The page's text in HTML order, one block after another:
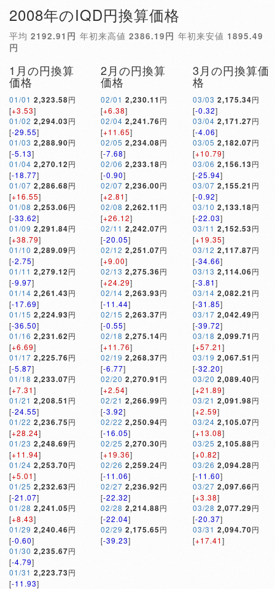
2008年のIQD円換算価格
平均 2192.91円 年初来高値 2386.19円 年初来安値 1895.49
円
1月の円換算
価格
01/01 2,323.58円
[+3.53]
01/02 2,294.03円
[-29.55]
01/03 2,288.90円
[-5.13]
01/04 2,270.12円
[-18.77]
01/07 2,286.68円
[+16.55]
01/08 2,253.06円
[-33.62]
01/09 2,291.84円
[+38.79]
01/10 2,289.09円
[-2.75]
01/11 2,279.12円
[-9.97]
01/14 2,261.43円
[-17.69]
01/15 2,224.93円
[-36.50]
01/16 2,231.62円
[+6.69]
01/17 2,225.76円
[-5.87]
01/18 2,233.07円
[+7.31]
01/21 2,208.51 円
[-24.55]
01/22 2,236.75円
[+28.24]
01/23 2,248.69円
[+11.94]
01/24 2,253.70円
[+5.01]
01/25 2,232.63円
[-21.07]
01/28 2,241.05円
[+8.43]
01/29 2,240.46円
[-0.60]
01/30 2,235.67円
[-4.79]
01/31 2,223.73円
[-11.93]
2月の円換算
価格
02/01 2,230.11 円
[+6.38]
02/04 2,241.76円
[+11.65]
02/05 2,234.08円
[-7.68]
02/06 2,233.18円
[-0.90]
02/07 2,236.00円
[+2.81]
02/08 2,262.11 円
[+26.12]
02/11 2,242.07円
[-20.05]
02/12 2,251.07円
[+9.00]
02/13 2,275.36円
[+24.29]
02/14 2,263.93円
[-11.44]
02/15 2,263.37円
[-0.55]
02/18 2,275.14円
[+11.76]
02/19 2,268.37円
[-6.77]
02/20 2,270.91 円
[+2.54]
02/21 2,266.99円
[-3.92]
02/22 2,250.94円
[-16.05]
02/25 2,270.30円
[+19.36]
02/26 2,259.24円
[-11.06]
02/27 2,236.92円
[-22.32]
02/28 2,214.88円
[-22.04]
02/29 2,175.65円
[-39.23]
3月の円換算価
格
03/03 2,175.34円
[-0.32]
03/04 2,171.27円
[-4.06]
03/05 2,182.07円
[+10.79]
03/06 2,156.13円
[-25.94]
03/07 2,155.21 円
[-0.92]
03/10 2,133.18円
[-22.03]
03/11 2,152.53円
[+19.35]
03/12 2,117.87円
[-34.66]
03/13 2,114.06円
[-3.81]
03/14 2,082.21 円
[-31.85]
03/17 2,042.49円
[-39.72]
03/18 2,099.71 円
[+57.21]
03/19 2,067.51 円
[-32.20]
03/20 2,089.40円
[+21.89]
03/21 2,091.98円
[+2.59]
03/24 2,105.07円
[+13.08]
03/25 2,105.88円
[+0.82]
03/26 2,094.28円
[-11.60]
03/27 2,097.66円
[+3.38]
03/28 2,077.29円
[-20.37]
03/31 2,094.70円
[+17.41]